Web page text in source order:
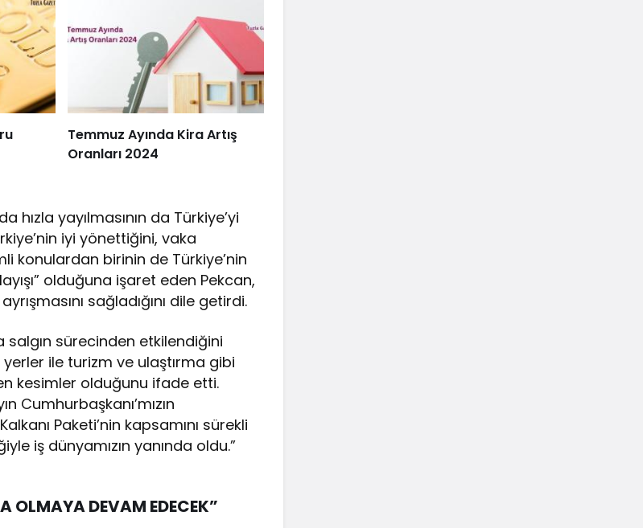
Temmuz Ayında Kira Artış
Oranları 2024
hızla yayılmasının da Türkiye’yi
iyi yönettiğini, vaka
konulardan birinin de Türkiye’nin
olduğuna işaret eden Pekcan,
sağladığını dile getirdi.
salgın sürecinden etkilendiğini
ile turizm ve ulaştırma gibi
kesimler olduğunu ifade etti.
Cumhurbaşkanı’mızın
Paketi’nin kapsamını sürekli
iş dünyamızın yanında oldu.”
OLMAYA DEVAM EDECEK”